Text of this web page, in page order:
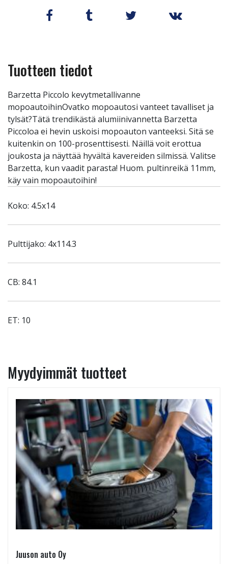
Tuotteen tiedot
Barzetta Piccolo kevytmetallivanne
mopoautoihinOvatko mopoautosi vanteet tavalliset ja
tylsät?Tätä trendikästä alumiinivannetta Barzetta
Piccoloa ei hevin uskoisi mopoauton vanteeksi. Sitä se
kuitenkin on 100-prosenttisesti. Näillä voit erottua
joukosta ja näyttää hyvältä kavereiden silmissä. Valitse
Barzetta, kun vaadit parasta! Huom. pultinreikä 11mm,
käy vain mopoautoihin!
Koko: 4.5x14
Pulttijako: 4x114.3
CB: 84.1
ET: 10
Myydyimmät tuotteet
Juuson auto Oy